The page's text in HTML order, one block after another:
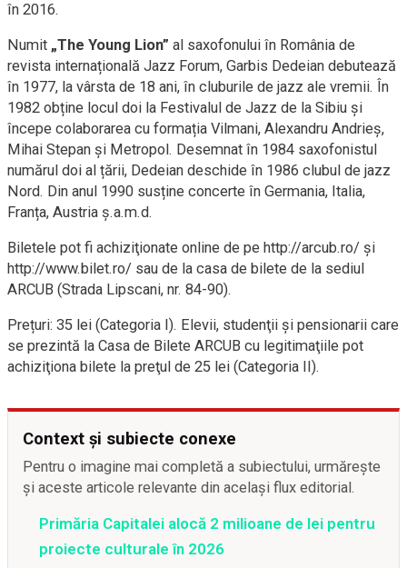
în 2016.
Numit „The Young Lion” al saxofonului în România de
revista internațională Jazz Forum, Garbis Dedeian debutează
în 1977, la vârsta de 18 ani, în cluburile de jazz ale vremii. În
1982 obține locul doi la Festivalul de Jazz de la Sibiu și
începe colaborarea cu formația Vilmani, Alexandru Andrieș,
Mihai Stepan și Metropol. Desemnat în 1984 saxofonistul
numărul doi al țării, Dedeian deschide în 1986 clubul de jazz
Nord. Din anul 1990 susține concerte în Germania, Italia,
Franța, Austria ș.a.m.d.
Biletele pot fi achiziţionate online de pe http://arcub.ro/ și
http://www.bilet.ro/ sau de la casa de bilete de la sediul
ARCUB (Strada Lipscani, nr. 84-90).
Prețuri: 35 lei (Categoria I). Elevii, studenţii și pensionarii care
se prezintă la Casa de Bilete ARCUB cu legitimaţiile pot
achiziţiona bilete la preţul de 25 lei (Categoria II).
Context și subiecte conexe
Pentru o imagine mai completă a subiectului, urmărește
și aceste articole relevante din același flux editorial.
Primăria Capitalei alocă 2 milioane de lei pentru
proiecte culturale în 2026